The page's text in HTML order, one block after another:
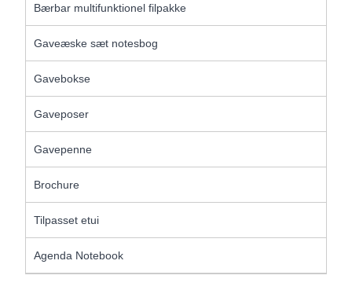
Bærbar multifunktionel filpakke
Gaveæske sæt notesbog
Gavebokse
Gaveposer
Gavepenne
Brochure
Tilpasset etui
Agenda Notebook